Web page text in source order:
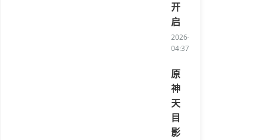
开
启
2026-08-05
04:37:39/li>
原
神
天
目
影